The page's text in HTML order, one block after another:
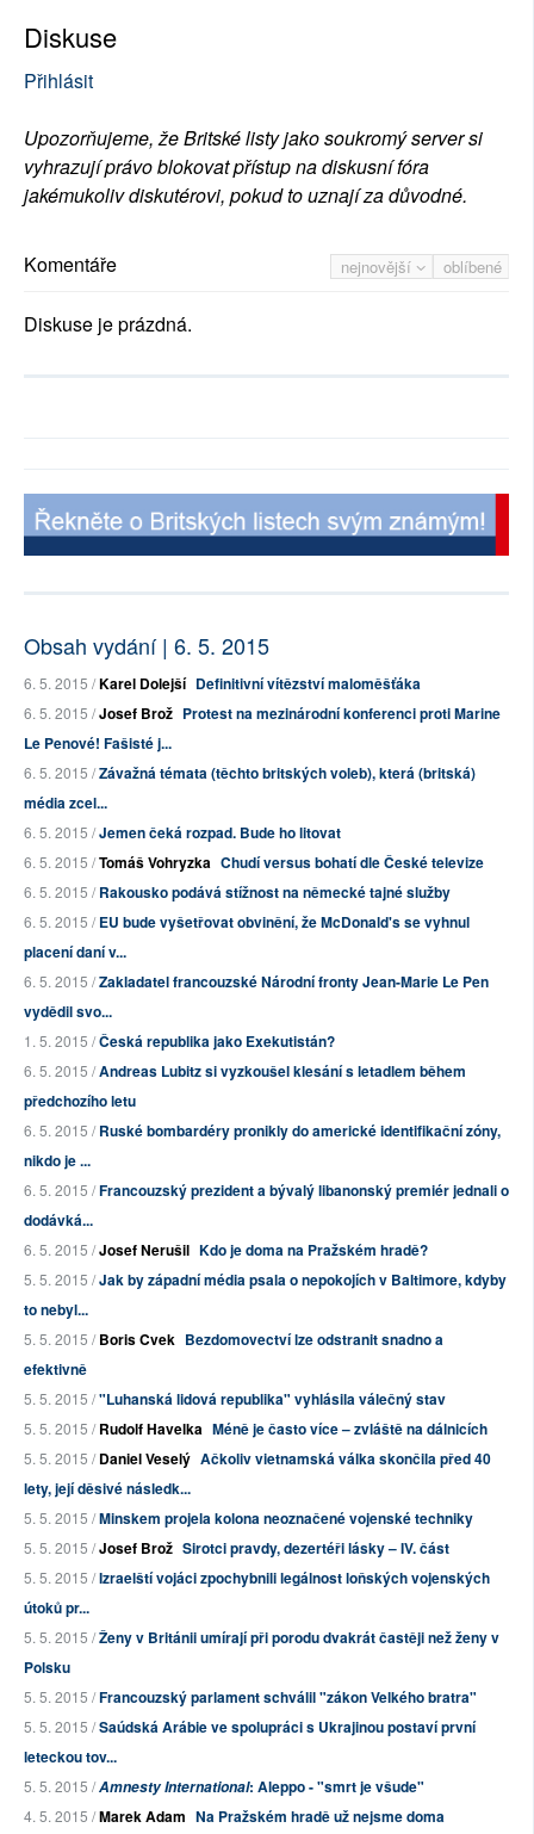
Diskuse
Přihlásit
Upozorňujeme, že Britské listy jako soukromý server si
vyhrazují právo blokovat přístup na diskusní fóra
jakémukoliv diskutérovi, pokud to uznají za důvodné.
nejnovější oblíbené
Komentáře
Diskuse je prázdná.
Obsah vydání | 6. 5. 2015
6. 5. 2015 /Karel Dolejší Definitivní vítězství maloměšťáka
6. 5. 2015 /Josef Brož Protest na mezinárodní konferenci proti Marine
Le Penové! Fašisté j...
6. 5. 2015 /Závažná témata (těchto britských voleb), která (britská)
média zcel...
6. 5. 2015 /Jemen čeká rozpad. Bude ho litovat
6. 5. 2015 /Tomáš Vohryzka Chudí versus bohatí dle České televize
6. 5. 2015 /Rakousko podává stížnost na německé tajné služby
6. 5. 2015 /EU bude vyšetřovat obvinění, že McDonald's se vyhnul
placení daní v...
6. 5. 2015 /Zakladatel francouzské Národní fronty Jean-Marie Le Pen
vydědil svo...
1. 5. 2015 /Česká republika jako Exekutistán?
6. 5. 2015 /Andreas Lubitz si vyzkoušel klesání s letadlem během
předchozího letu
6. 5. 2015 /Ruské bombardéry pronikly do americké identifikační zóny,
nikdo je ...
6. 5. 2015 /Francouzský prezident a bývalý libanonský premiér jednali o
dodávká...
6. 5. 2015 /Josef Nerušil Kdo je doma na Pražském hradě?
5. 5. 2015 /Jak by západní média psala o nepokojích v Baltimore, kdyby
to nebyl...
5. 5. 2015 /Boris Cvek Bezdomovectví lze odstranit snadno a
efektivně
5. 5. 2015 /"Luhanská lidová republika" vyhlásila válečný stav
5. 5. 2015 /Rudolf Havelka Méně je často více – zvláště na dálnicích
5. 5. 2015 /Daniel Veselý Ačkoliv vietnamská válka skončila před 40
lety, její děsivé následk...
5. 5. 2015 /Minskem projela kolona neoznačené vojenské techniky
5. 5. 2015 /Josef Brož Sirotci pravdy, dezertéři lásky – IV. část
5. 5. 2015 /Izraelští vojáci zpochybnili legálnost loňských vojenských
útoků pr...
5. 5. 2015 /Ženy v Británii umírají při porodu dvakrát častěji než ženy v
Polsku
5. 5. 2015 /Francouzský parlament schválil "zákon Velkého bratra"
5. 5. 2015 /Saúdská Arábie ve spolupráci s Ukrajinou postaví první
leteckou tov...
5. 5. 2015 /Amnesty International: Aleppo - "smrt je všude"
4. 5. 2015 /Marek Adam Na Pražském hradě už nejsme doma